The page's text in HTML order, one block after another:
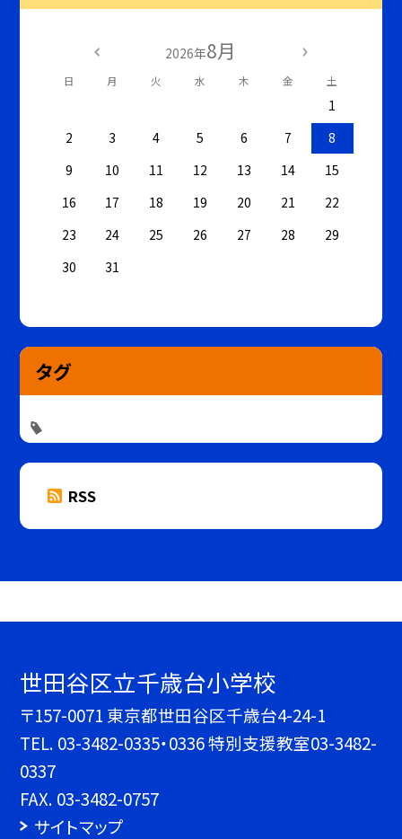
2026年8月
日 月 火 水 木 金 土
1
2
3 4 5 6 7
8
9
10 11 12 13 14
15
16
17 18 19 20 21
22
23
24 25 26 27 28
29
30
31
タグ
RSS
世田谷区立千歳台小学校
〒157-0071 東京都世田谷区千歳台4-24-1
TEL. 03-3482-0335・0336 特別支援教室03-3482-
0337
FAX. 03-3482-0757
サイトマップ